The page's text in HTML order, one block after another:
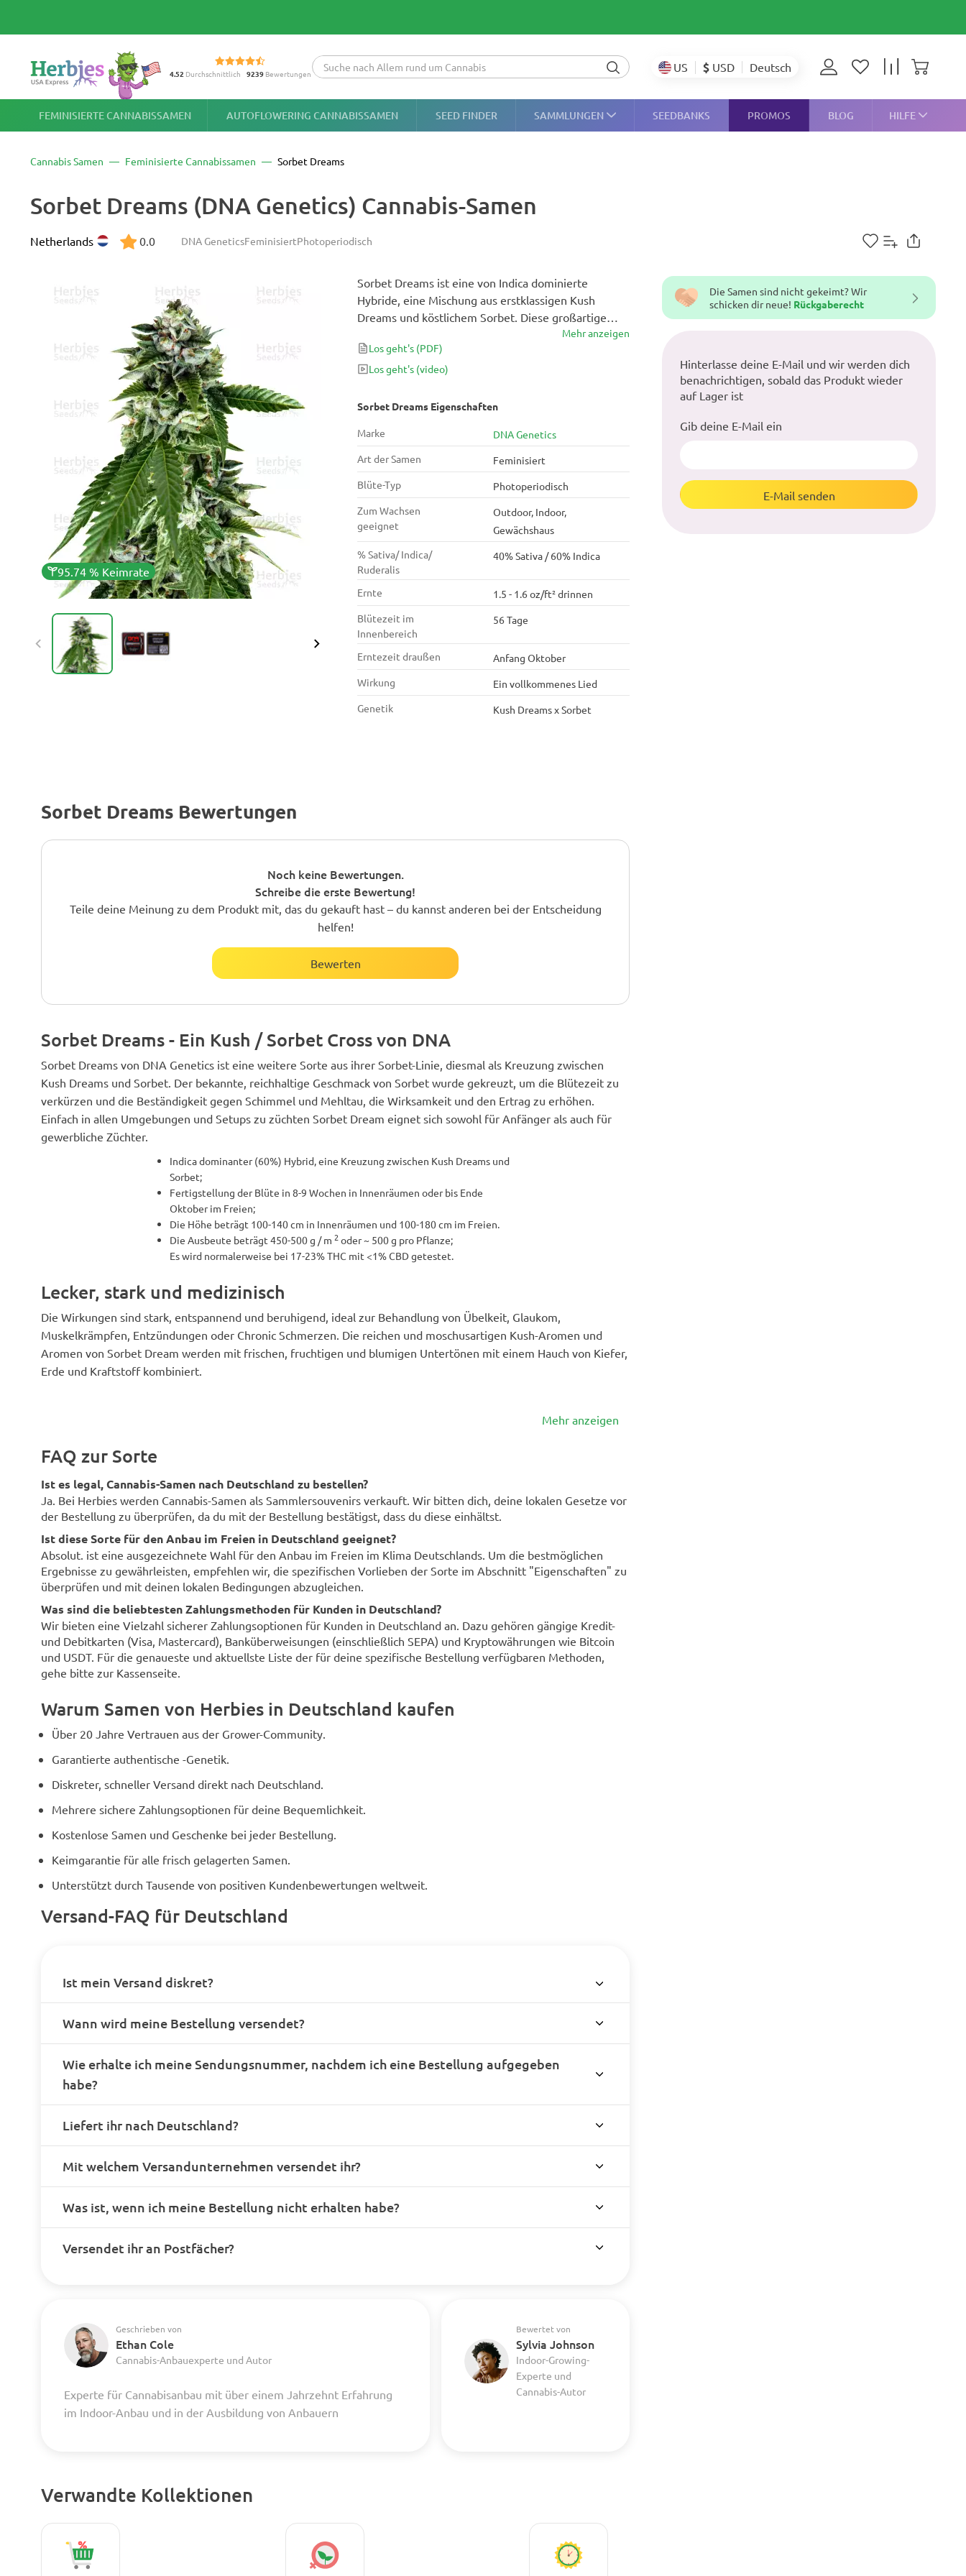
4.52 Durchschnittlich 9239Bewertungen US $ USD Deutsch
FEMINISIERTE CANNABISSAMEN AUTOFLOWERING CANNABISSAMEN SEED FINDER SAMMLUNGEN SEEDBANKS PROMOS BLOG HILFE
Cannabis Samen Feminisierte Cannabissamen Sorbet Dreams
95.74 % Keimrate
Sorbet Dreams (DNA Genetics) Cannabis-Samen
DNA GeneticsFeminisiertPhotoperiodisch
Netherlands 0.0
Sorbet Dreams Eigenschaften
Marke
DNA Genetics
Art der Samen
Feminisiert
Blüte-Typ
Photoperiodisch
Zum Wachsen
geeignet
Outdoor, Indoor,
Gewächshaus
% Sativa/ Indica/
Ruderalis
40% Sativa / 60% Indica
Ernte
1.5 - 1.6 oz/ft² drinnen
Blütezeit im
Innenbereich
56 Tage
Erntezeit draußen
Anfang Oktober
Wirkung
Ein vollkommenes Lied
Genetik
Kush Dreams x Sorbet
Sorbet Dreams Bewertungen
Noch keine Bewertungen.
Schreibe die erste Bewertung!
Teile deine Meinung zu dem Produkt mit, das du gekauft hast – du kannst anderen bei der Entscheidung
helfen!
Bewerten
Sorbet Dreams ist eine von Indica dominierte
Hybride, eine Mischung aus erstklassigen Kush
Dreams und köstlichem Sorbet. Diese großartige
Cannabis-Sorte bietet hervorragende Harzerträge
und ist sowohl für Anfänger als auch für erfahrene
Züchter geeignet.
Mehr anzeigen
Los geht's (PDF)
Los geht's (video)
Sorbet Dreams - Ein Kush / Sorbet Cross von DNA
Sorbet Dreams von DNA Genetics ist eine weitere Sorte aus ihrer Sorbet-Linie, diesmal als Kreuzung zwischen
Kush Dreams und Sorbet. Der bekannte, reichhaltige Geschmack von Sorbet wurde gekreuzt, um die Blütezeit zu
verkürzen und die Beständigkeit gegen Schimmel und Mehltau, die Wirksamkeit und den Ertrag zu erhöhen.
Einfach in allen Umgebungen und Setups zu züchten Sorbet Dream eignet sich sowohl für Anfänger als auch für
gewerbliche Züchter.
Indica dominanter (60%) Hybrid, eine Kreuzung zwischen Kush Dreams und
Sorbet;
Fertigstellung der Blüte in 8-9 Wochen in Innenräumen oder bis Ende
Oktober im Freien;
Die Höhe beträgt 100-140 cm in Innenräumen und 100-180 cm im Freien.
Die Ausbeute beträgt 450-500 g / m 2oder ~ 500 g pro Pflanze;
Es wird normalerweise bei 17-23% THC mit <1% CBD getestet.
Lecker, stark und medizinisch
Die Wirkungen sind stark, entspannend und beruhigend, ideal zur Behandlung von Übelkeit, Glaukom,
Muskelkrämpfen, Entzündungen oder Chronic Schmerzen. Die reichen und moschusartigen Kush-Aromen und
Aromen von Sorbet Dream werden mit frischen, fruchtigen und blumigen Untertönen mit einem Hauch von Kiefer,
Erde und Kraftstoff kombiniert.
Mehr anzeigen
FAQ zur Sorte
Ist es legal, Cannabis-Samen nach Deutschland zu bestellen?
Ja. Bei Herbies werden Cannabis-Samen als Sammlersouvenirs verkauft. Wir bitten dich, deine lokalen Gesetze vor
der Bestellung zu überprüfen, da du mit der Bestellung bestätigst, dass du diese einhältst.
Ist diese Sorte für den Anbau im Freien in Deutschland geeignet?
Absolut. ist eine ausgezeichnete Wahl für den Anbau im Freien im Klima Deutschlands. Um die bestmöglichen
Ergebnisse zu gewährleisten, empfehlen wir, die spezifischen Vorlieben der Sorte im Abschnitt "Eigenschaften" zu
überprüfen und mit deinen lokalen Bedingungen abzugleichen.
Was sind die beliebtesten Zahlungsmethoden für Kunden in Deutschland?
Wir bieten eine Vielzahl sicherer Zahlungsoptionen für Kunden in Deutschland an. Dazu gehören gängige Kredit-
und Debitkarten (Visa, Mastercard), Banküberweisungen (einschließlich SEPA) und Kryptowährungen wie Bitcoin
und USDT. Für die genaueste und aktuellste Liste der für deine spezifische Bestellung verfügbaren Methoden,
gehe bitte zur Kassenseite.
Warum Samen von Herbies in Deutschland kaufen
Über 20 Jahre Vertrauen aus der Grower-Community.
Garantierte authentische -Genetik.
Diskreter, schneller Versand direkt nach Deutschland.
Mehrere sichere Zahlungsoptionen für deine Bequemlichkeit.
Kostenlose Samen und Geschenke bei jeder Bestellung.
Keimgarantie für alle frisch gelagerten Samen.
Unterstützt durch Tausende von positiven Kundenbewertungen weltweit.
Versand-FAQ für Deutschland
Ist mein Versand diskret?
Wann wird meine Bestellung versendet?
Wie erhalte ich meine Sendungsnummer, nachdem ich eine Bestellung aufgegeben
habe?
Liefert ihr nach Deutschland?
Mit welchem Versandunternehmen versendet ihr?
Was ist, wenn ich meine Bestellung nicht erhalten habe?
Versendet ihr an Postfächer?
Geschrieben von
Ethan Cole
Cannabis-Anbauexperte und Autor
Experte für Cannabisanbau mit über einem Jahrzehnt Erfahrung
im Indoor-Anbau und in der Ausbildung von Anbauern
Bewertet von
Sylvia Johnson
Indoor-Growing-
Experte und
Cannabis-Autor
Verwandte Kollektionen
Die Samen sind nicht gekeimt? Wir
schicken dir neue! Rückgaberecht
Hinterlasse deine E-Mail und wir werden dich
benachrichtigen, sobald das Produkt wieder
auf Lager ist
Gib deine E-Mail ein
E-Mail senden